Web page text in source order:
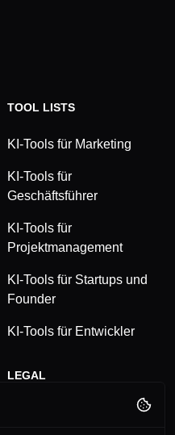
TOOL LISTS
KI-Tools für Marketing
KI-Tools für
Geschäftsführer
KI-Tools für
Projektmanagement
KI-Tools für Startups und
Founder
KI-Tools für Entwickler
LEGAL